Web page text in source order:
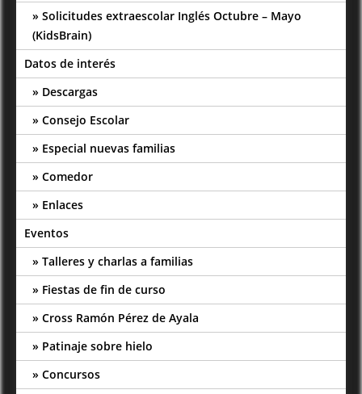
Solicitudes extraescolar Inglés Octubre – Mayo
(KidsBrain)
Datos de interés
Descargas
Consejo Escolar
Especial nuevas familias
Comedor
Enlaces
Eventos
Talleres y charlas a familias
Fiestas de fin de curso
Cross Ramón Pérez de Ayala
Patinaje sobre hielo
Concursos